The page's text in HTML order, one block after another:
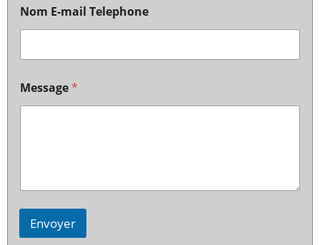
Nom E-mail Telephone
Message*
Envoyer